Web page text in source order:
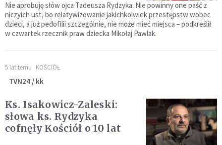
Nie aprobuję słów ojca Tadeusza Rydzyka. Nie powinny one paść z
niczyich ust, bo relatywizowanie jakichkolwiek przestępstw wobec
dzieci, a już pedofilii szczególnie, nie może mieć miejsca – podkreślił
w czwartek rzecznik praw dziecka Mikołaj Pawlak.
5 lat temu KOŚCIÓŁ
TVN24 / kk
Ks. Isakowicz-Zaleski:
słowa ks. Rydzyka
cofnęły Kościół o 10 lat